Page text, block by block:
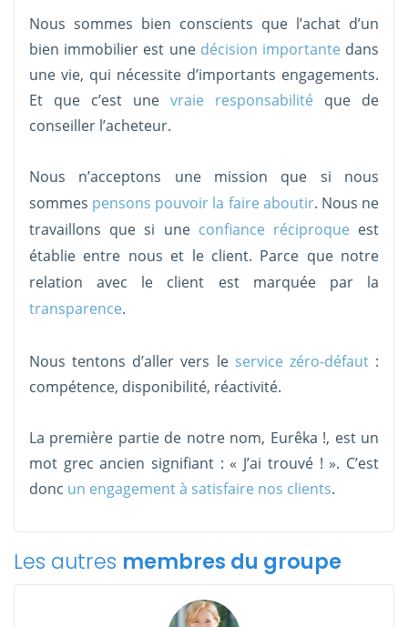
Nous sommes bien conscients que l’achat d’un
bien immobilier est une décision importante dans
une vie, qui nécessite d’importants engagements.
Et que c’est une vraie responsabilité que de
conseiller l’acheteur.
Nous n’acceptons une mission que si nous
sommes pensons pouvoir la faire aboutir. Nous ne
travaillons que si une confiance réciproque est
établie entre nous et le client. Parce que notre
relation avec le client est marquée par la
transparence.
Nous tentons d’aller vers le service zéro-défaut :
compétence, disponibilité, réactivité.
La première partie de notre nom, Eurêka !, est un
mot grec ancien signifiant : « J’ai trouvé ! ». C’est
donc un engagement à satisfaire nos clients.
Les autres membres du groupe